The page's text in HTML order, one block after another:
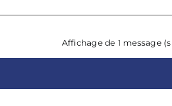
Affichage de 1 message